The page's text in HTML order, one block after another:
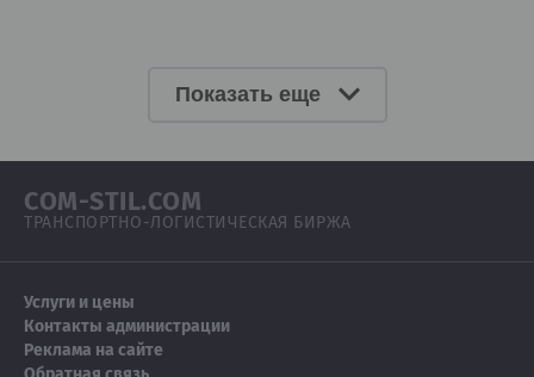
Показать еще
COM-STIL.COM
ТРАНСПОРТНО-ЛОГИСТИЧЕСКАЯ БИРЖА
Услуги и цены
Контакты администрации
Реклама на сайте